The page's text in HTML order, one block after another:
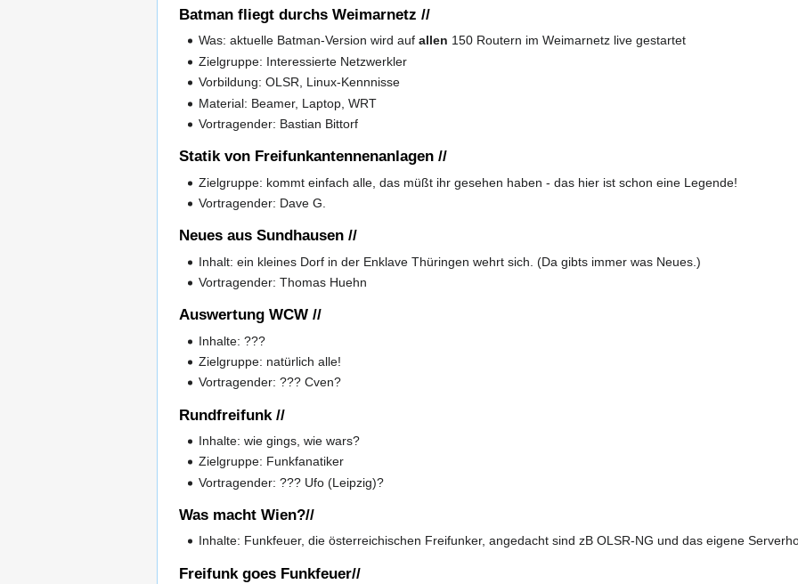
Batman fliegt durchs Weimarnetz //
Was: aktuelle Batman-Version wird aufallen 150 Routern im Weimarnetz live gestartet
Zielgruppe: Interessierte Netzwerkler
Vorbildung: OLSR, Linux-Kennnisse
Material: Beamer, Laptop, WRT
Vortragender: Bastian Bittorf
Statik von Freifunkantennenanlagen //
Zielgruppe: kommt einfach alle, das müßt ihr gesehen haben - das hier ist schon eine Legende!
Vortragender: Dave G.
Neues aus Sundhausen //
Inhalt: ein kleines Dorf in der Enklave Thüringen wehrt sich. (Da gibts immer was Neues.)
Vortragender: Thomas Huehn
Auswertung WCW //
Inhalte: ???
Zielgruppe: natürlich alle!
Vortragender: ??? Cven?
Rundfreifunk //
Inhalte: wie gings, wie wars?
Zielgruppe: Funkfanatiker
Vortragender: ??? Ufo (Leipzig)?
Was macht Wien?//
Inhalte: Funkfeuer, die österreichischen Freifunker, angedacht sind zB OLSR-NG und das eigene
Freifunk goes Funkfeuer//